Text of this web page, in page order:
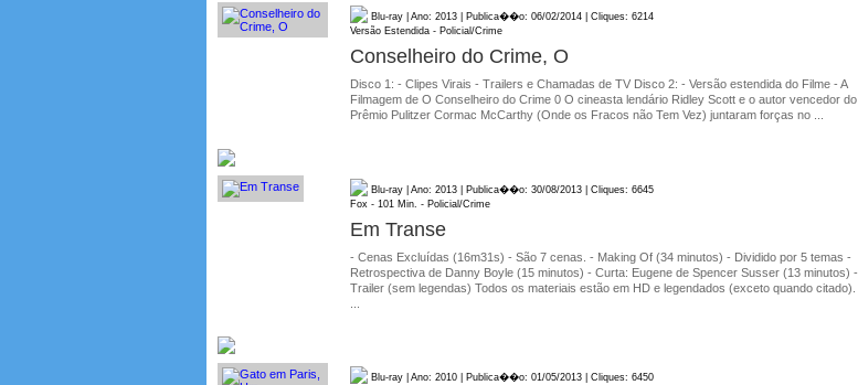
Blu-ray | Ano: 2013 | Publica��o: 06/02/2014 | Cliques: 6214
Versão Estendida - Policial/Crime
Conselheiro do Crime, O
Disco 1: - Clipes Virais - Trailers e Chamadas de TV Disco 2: - Versão estendida do Filme - A
Filmagem de O Conselheiro do Crime 0 O cineasta lendário Ridley Scott e o autor vencedor do
Prêmio Pulitzer Cormac McCarthy (Onde os Fracos não Tem Vez) juntaram forças no ...
Blu-ray | Ano: 2013 | Publica��o: 30/08/2013 | Cliques: 6645
Fox - 101 Min. - Policial/Crime
Em Transe
- Cenas Excluídas (16m31s) - São 7 cenas. - Making Of (34 minutos) - Dividido por 5 temas -
Retrospectiva de Danny Boyle (15 minutos) - Curta: Eugene de Spencer Susser (13 minutos) -
Trailer (sem legendas) Todos os materiais estão em HD e legendados (exceto quando citado).
Blu-ray | Ano: 2010 | Publica��o: 01/05/2013 | Cliques: 6450